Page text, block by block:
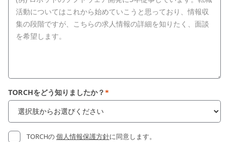
TORCHをどう知りましたか？ *
TORCHの個人情報保護方針に同意します。